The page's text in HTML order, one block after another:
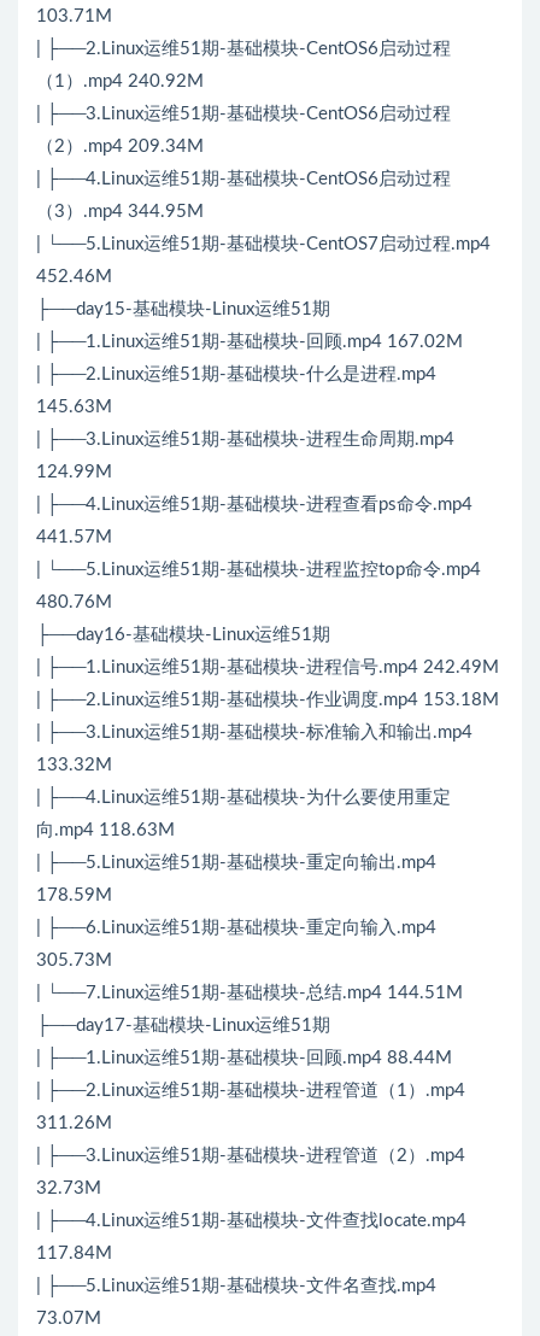
103.71M
| ├──2.Linux运维51期-基础模块-CentOS6启动过程
（1）.mp4 240.92M
| ├──3.Linux运维51期-基础模块-CentOS6启动过程
（2）.mp4 209.34M
| ├──4.Linux运维51期-基础模块-CentOS6启动过程
（3）.mp4 344.95M
| └──5.Linux运维51期-基础模块-CentOS7启动过程.mp4
452.46M
├──day15-基础模块-Linux运维51期
| ├──1.Linux运维51期-基础模块-回顾.mp4 167.02M
| ├──2.Linux运维51期-基础模块-什么是进程.mp4
145.63M
| ├──3.Linux运维51期-基础模块-进程生命周期.mp4
124.99M
| ├──4.Linux运维51期-基础模块-进程查看ps命令.mp4
441.57M
| └──5.Linux运维51期-基础模块-进程监控top命令.mp4
480.76M
├──day16-基础模块-Linux运维51期
| ├──1.Linux运维51期-基础模块-进程信号.mp4 242.49M
| ├──2.Linux运维51期-基础模块-作业调度.mp4 153.18M
| ├──3.Linux运维51期-基础模块-标准输入和输出.mp4
133.32M
| ├──4.Linux运维51期-基础模块-为什么要使用重定
向.mp4 118.63M
| ├──5.Linux运维51期-基础模块-重定向输出.mp4
178.59M
| ├──6.Linux运维51期-基础模块-重定向输入.mp4
305.73M
| └──7.Linux运维51期-基础模块-总结.mp4 144.51M
├──day17-基础模块-Linux运维51期
| ├──1.Linux运维51期-基础模块-回顾.mp4 88.44M
| ├──2.Linux运维51期-基础模块-进程管道（1）.mp4
311.26M
| ├──3.Linux运维51期-基础模块-进程管道（2）.mp4
32.73M
| ├──4.Linux运维51期-基础模块-文件查找locate.mp4
117.84M
| ├──5.Linux运维51期-基础模块-文件名查找.mp4
73.07M